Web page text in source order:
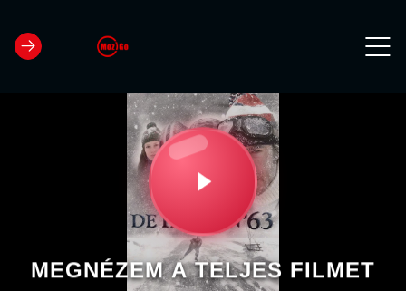
MEGNÉZEM A TELJES FILMET